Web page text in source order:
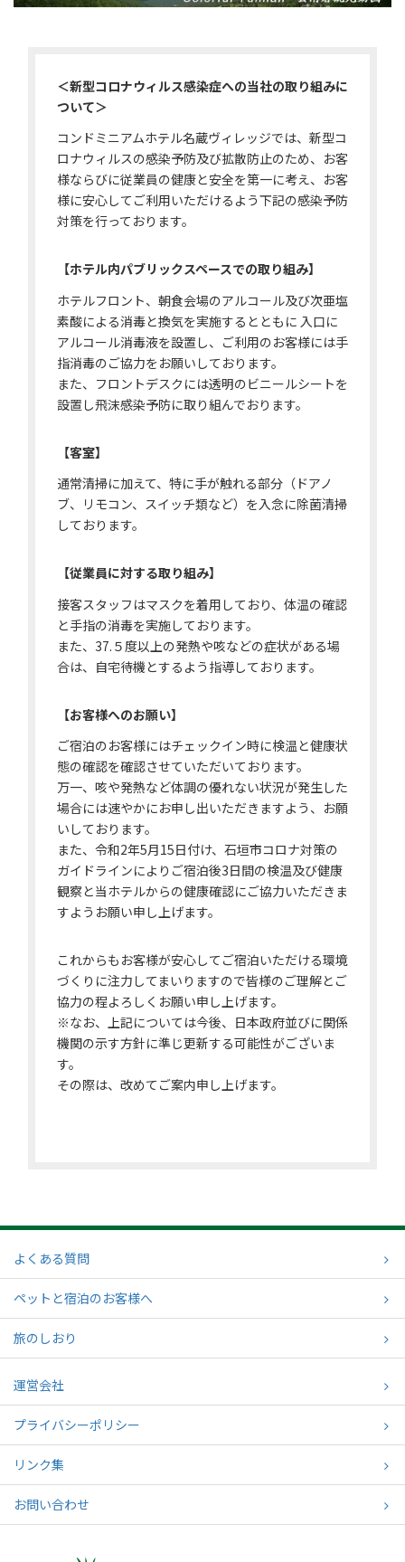
＜新型コロナウィルス感染症への当社の取り組みに
ついて＞
コンドミニアムホテル名蔵ヴィレッジでは、新型コ
ロナウィルスの感染予防及び拡散防止のため、 お客
様ならびに従業員の健康と安全を第一に考え、お客
様に安心してご利用いただけるよう下記の感染予防
対策を行っております。
【ホテル内パブリックスペースでの取り組み】
ホテルフロント、朝食会場のアルコール及び次亜塩
素酸による消毒と換気を実施するとともに 入口に
アルコール消毒液を設置し、ご利用のお客様には手
指消毒のご協力をお願いしております。
また、フロントデスクには透明のビニールシートを
設置し飛沫感染予防に取り組んでおります。
【客室】
通常清掃に加えて、特に手が触れる部分（ドアノ
ブ、リモコン、スイッチ類など）を入念に除菌清掃
しております。
【従業員に対する取り組み】
接客スタッフはマスクを着用しており、体温の確認
と手指の消毒を実施しております。
また、37.５度以上の発熱や咳などの症状がある場
合は、自宅待機とするよう指導しております。
【お客様へのお願い】
ご宿泊のお客様にはチェックイン時に検温と健康状
態の確認を確認させていただいております。
万一、咳や発熱など体調の優れない状況が発生した
場合には速やかにお申し出いただきますよう、お願
いしております。
また、令和2年5月15日付け、石垣市コロナ対策の
ガイドラインにより ご宿泊後3日間の検温及び健康
観察と当ホテルからの健康確認にご協力いただきま
すようお願い申し上げます。
これからもお客様が安心してご宿泊いただける環境
づくりに注力してまいりますので皆様のご理解とご
協力の程よろしくお願い申し上げます。
※なお、上記については今後、日本政府並びに関係
機関の示す方針に準じ更新する可能性がございま
す。
その際は、改めてご案内申し上げます。
よくある質問
ペットと宿泊のお客様へ
旅のしおり
運営会社
プライバシーポリシー
リンク集
お問い合わせ